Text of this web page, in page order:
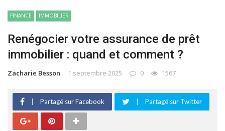
FINANCE IMMOBILIER
Renégocier votre assurance de prêt
immobilier : quand et comment ?
Zacharie Besson 1 septembre 2025 0 1567
Partagé sur Facebook Partagé sur Twitter